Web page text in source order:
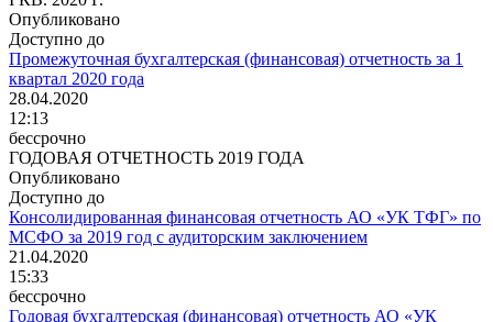
Опубликовано
Доступно до
Промежуточная бухгалтерская (финансовая) отчетность за 1
квартал 2020 года
28.04.2020
12:13
бессрочно
ГОДОВАЯ ОТЧЕТНОСТЬ 2019 ГОДА
Опубликовано
Доступно до
Консолидированная финансовая отчетность АО «УК ТФГ» по
МСФО за 2019 год с аудиторским заключением
21.04.2020
15:33
бессрочно
Годовая бухгалтерская (финансовая) отчетность АО «УК